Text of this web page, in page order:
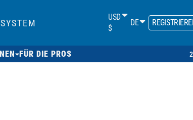
USD
$
DE
FÜR DIE PROS